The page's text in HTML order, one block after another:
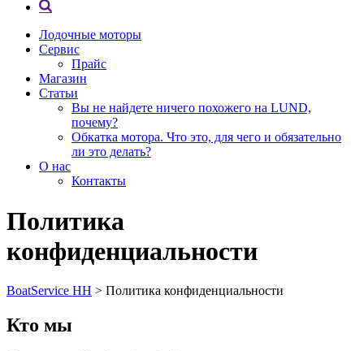
Лодочные моторы
Сервис
Прайс
Магазин
Статьи
Вы не найдете ничего похожего на LUND,
почему?
Обкатка мотора. Что это, для чего и обязательно
ли это делать?
О нас
Контакты
Политика
конфиденциальности
BoatService НН > Политика конфиденциальности
Кто мы